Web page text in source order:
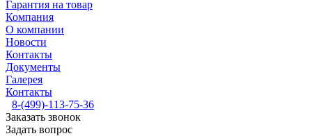
Гарантия на товар
Компания
О компании
Новости
Контакты
Документы
Галерея
Контакты
8-(499)-113-75-36
Заказать звонок
Задать вопрос